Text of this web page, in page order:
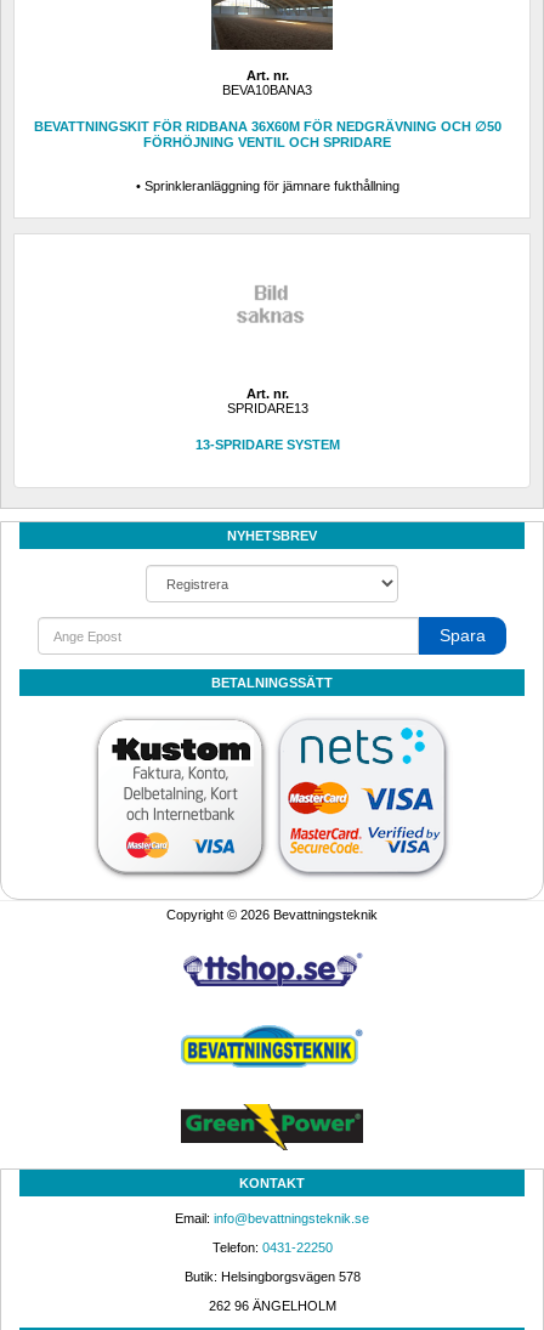
Art. nr.
BEVA10BANA3
BEVATTNINGSKIT FÖR RIDBANA 36X60M FÖR NEDGRÄVNING OCH ∅50
FÖRHÖJNING VENTIL OCH SPRIDARE
• Sprinkleranläggning för jämnare fukthållning
Art. nr.
SPRIDARE13
13-SPRIDARE SYSTEM
NYHETSBREV
Spara
BETALNINGSSÄTT
Copyright © 2026 Bevattningsteknik
KONTAKT
Email: info@bevattningsteknik.se
Telefon: 0431-22250
Butik: Helsingborgsvägen 578
262 96 ÄNGELHOLM